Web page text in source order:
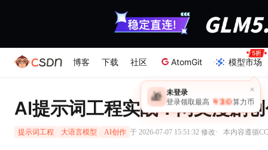
博客 下载 社区 AtomGit 模型市场
×
🎁 未登录
登录领取最高 ￥30 算力币
AI提示词工程实战：网文漫剧
提示词工程 大语言模型 AI创作 于 2026-07-07 15:51:32 修改· 本内容遵循